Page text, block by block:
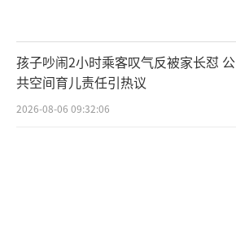
孩子吵闹2小时乘客叹气反被家长怼 公
共空间育儿责任引热议
2026-08-06 09:32:06